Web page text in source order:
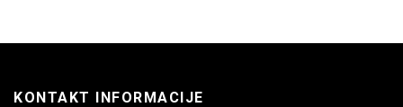
KONTAKT INFORMACIJE